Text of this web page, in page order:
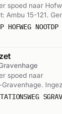
spoed naar
Ambu 15-121.
spoed naar
om 15:23.